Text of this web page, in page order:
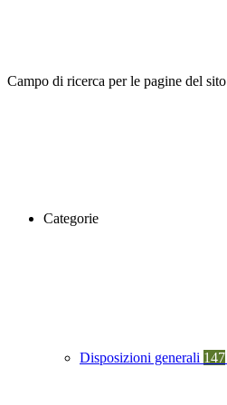
Campo di ricerca per le pagine del sito
Categorie
Disposizioni generali 147